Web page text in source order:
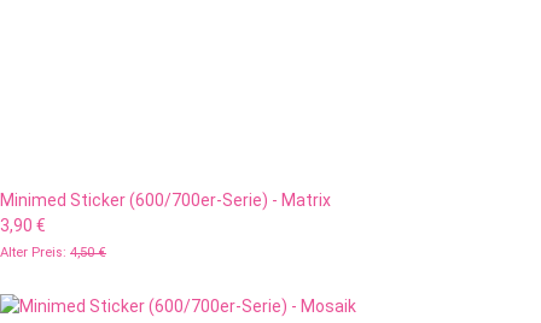
Minimed Sticker (600/700er-Serie) - Matrix
3,90 €
Alter Preis: 4,50 €